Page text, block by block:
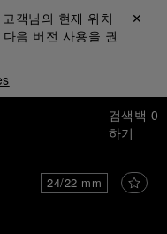
고객님의 현재 위치
음 버전 사용을 권
닫기 ✕
검색
하기
백 0
24/22 mm